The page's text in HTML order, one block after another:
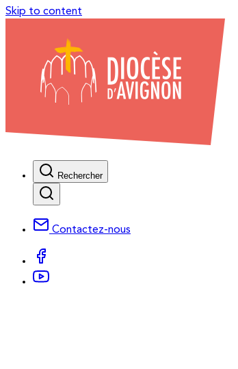
Skip to content
Rechercher
Contactez-nous